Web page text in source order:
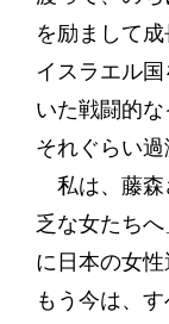
を励まして
イスラエル
いた戦闘的な
それぐらい過
私は、藤森
乏な女たち
に日本の女性
もう今は、